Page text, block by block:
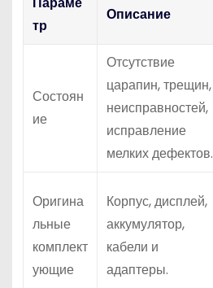
тр
Описание
Состоян
ие
Отсутствие
царапин, трещин,
неисправностей,
исправление
мелких дефектов.
Оригина
льные
комплект
ующие
Корпус, дисплей,
аккумулятор,
кабели и
адаптеры.